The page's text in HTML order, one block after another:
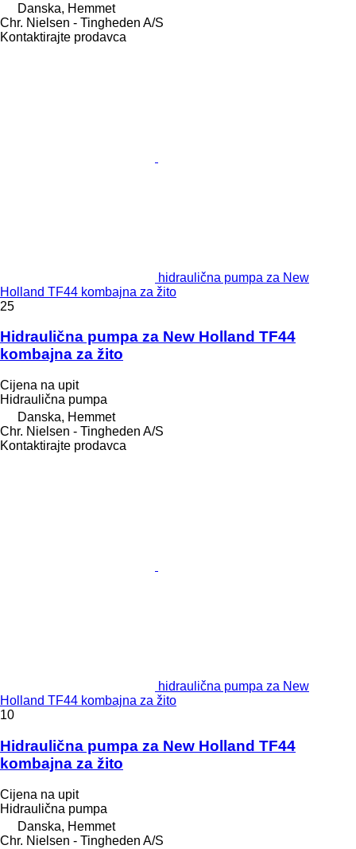
Danska, Hemmet
Chr. Nielsen - Tingheden A/S
Kontaktirajte prodavca
hidraulična pumpa za New
Holland TF44 kombajna za žito
25
Hidraulična pumpa za New Holland TF44
kombajna za žito
Cijena na upit
Hidraulična pumpa
Danska, Hemmet
Chr. Nielsen - Tingheden A/S
Kontaktirajte prodavca
hidraulična pumpa za New
Holland TF44 kombajna za žito
10
Hidraulična pumpa za New Holland TF44
kombajna za žito
Cijena na upit
Hidraulična pumpa
Danska, Hemmet
Chr. Nielsen - Tingheden A/S